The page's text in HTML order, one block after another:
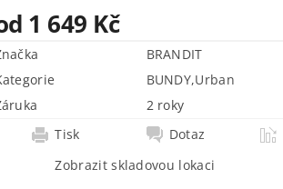
1 649 Kč
BRANDIT
BUNDY,Urban
2 roky
Tisk
Dotaz
Zobrazit skladovou lokaci